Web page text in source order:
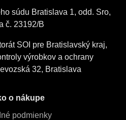
súdu Bratislava 1, odd. Sro,
č. 23192/B
SOI pre Bratislavský kraj,
výrobkov a ochrany
32, Bratislava
o nákupe
podmienky